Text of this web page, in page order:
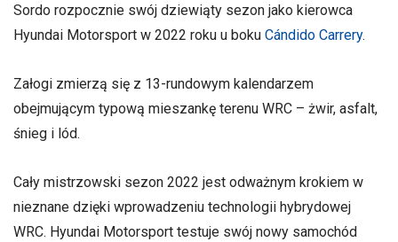
Sordo rozpocznie swój dziewiąty sezon jako kierowca
Hyundai Motorsport w 2022 roku u boku Cándido Carrery.
Załogi zmierzą się z 13-rundowym kalendarzem
obejmującym typową mieszankę terenu WRC – żwir, asfalt,
śnieg i lód.
Cały mistrzowski sezon 2022 jest odważnym krokiem w
nieznane dzięki wprowadzeniu technologii hybrydowej
WRC. Hyundai Motorsport testuje swój nowy samochód